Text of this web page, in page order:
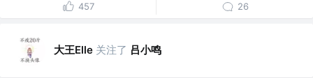
457 26
大王Elle 关注了 吕小鸣